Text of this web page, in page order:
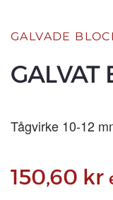
GALVADE
GALVAT
Tågvirke 10-12
150,60 kr